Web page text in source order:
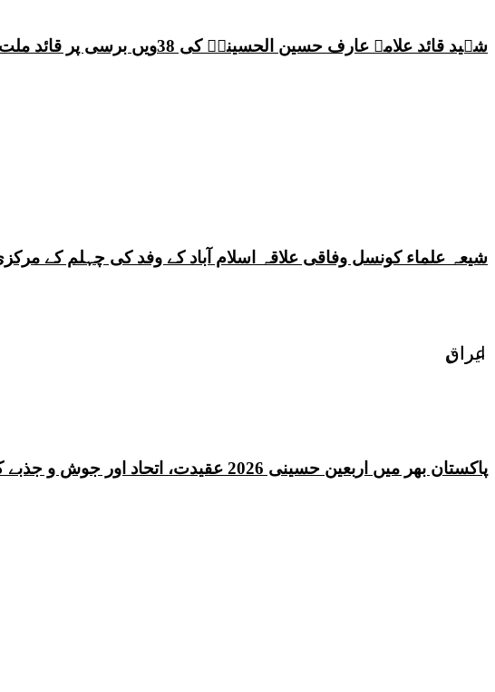
ایران
عراق
شہید قائد علامہ عارف حسین الحسینیؒ کی 38ویں برسی پر قائد ملت جعفریہ پاکستان علامہ ساجد علی نقوی کا اہم پیغام
شیعہ علماء کونسل وفاقی علاقہ اسلام آباد کے وفد کی چہلم کے
پاکستان بھر میں اربعین حسینی 2026 عقیدت، اتحاد اور جوش و جذبے کے ساتھ منایا گیا، لاکھوں عزادار جلوسوں میں شریک